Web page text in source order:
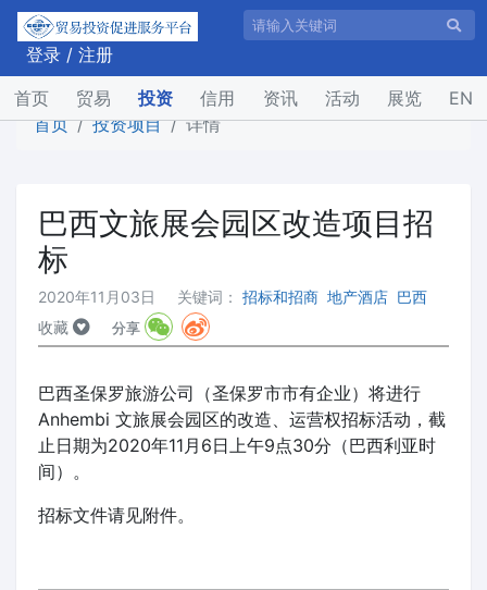
登录 / 注册
首页(current)
贸易 投资 信用 资讯 活动 展览
EN
首页
投资项目 详情
巴西文旅展会园区改造项目招
标
2020年11月03日 关键词： 招标和招商 地产酒店 巴西
收藏
分享
巴西圣保罗旅游公司（圣保罗市市有企业）将进行
Anhembi 文旅展会园区的改造、运营权招标活动，截
止日期为2020年11月6日上午9点30分（巴西利亚时
间）。
招标文件请见附件。